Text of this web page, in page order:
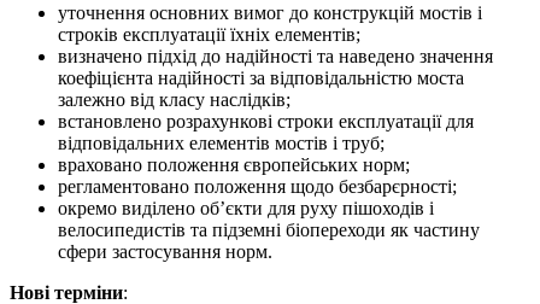
уточнення основних вимог до конструкцій мостів і
строків експлуатації їхніх елементів;
визначено підхід до надійності та наведено значення
коефіцієнта надійності за відповідальністю моста
залежно від класу наслідків;
встановлено розрахункові строки експлуатації для
відповідальних елементів мостів і труб;
враховано положення європейських норм;
регламентовано положення щодо безбарєрності;
окремо виділено об’єкти для руху пішоходів і
велосипедистів та підземні біопереходи як частину
сфери застосування норм.
Нові терміни: